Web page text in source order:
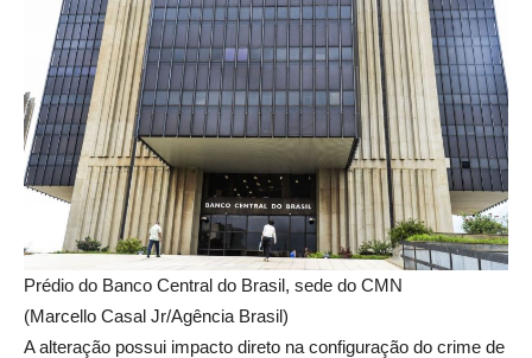
Prédio do Banco Central do Brasil, sede do CMN
(Marcello Casal Jr/Agência Brasil)
A alteração possui impacto direto na configuração do crime de